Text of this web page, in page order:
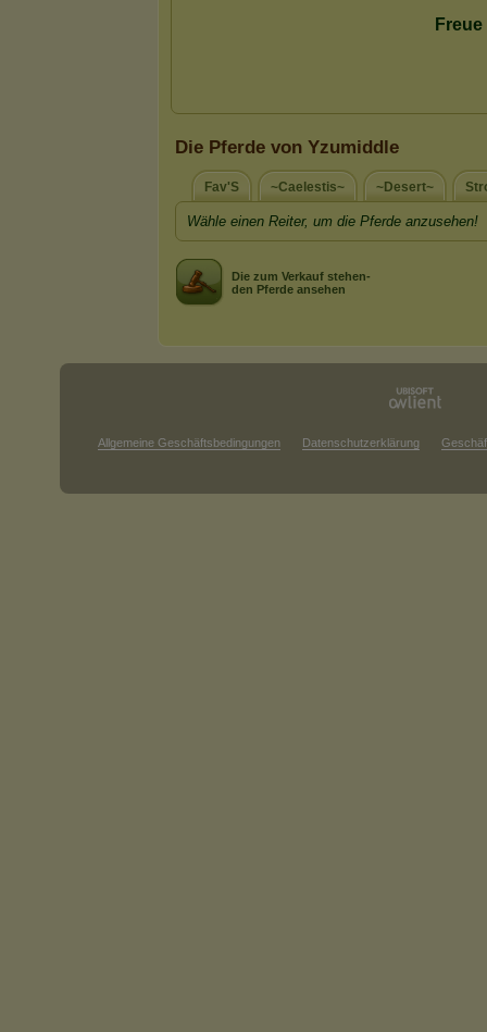
Die Pferde von Yzumiddle
Fav'S ~Caelestis~ ~Desert~
Wähle einen Reiter, um die Pferde anzusehen!
Die zum Verkauf stehen-
den Pferde ansehen
Allgemeine Geschäftsbedingungen Datenschutzerklärung